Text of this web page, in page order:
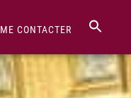
ME CONTACTER